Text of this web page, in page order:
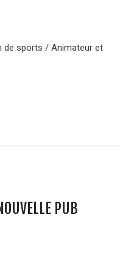
de sports / Animateur et
PUB